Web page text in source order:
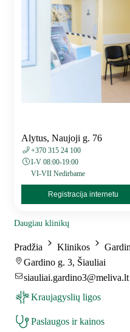
Alytus, Naujoji g. 76
+370 315 24 100
I-V 08:00-19:00
VI-VII Nedirbame
Registracija internetu
Daugiau klinikų
Pradžia Klinikos
Gardino g. 3, Šiauliai
siauliai.gardino3@meliva.lt
Kraujagyslių ligos
Paslaugos ir kainos